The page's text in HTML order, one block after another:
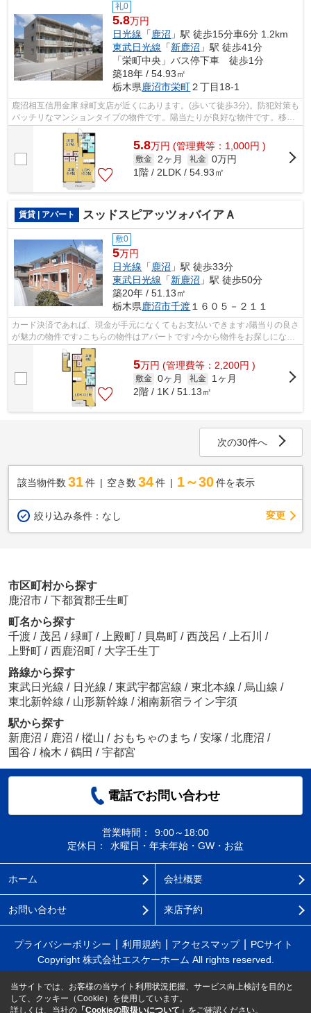
礼0
5.8万円
日光線 「 鹿沼 」駅 徒歩15分車6分 1.2km
東武日光線 「新鹿沼 」駅 徒歩41分
「栄町中央」バス停下車 徒歩1分
築18年 / 54.93㎡
栃木県鹿沼市栄町２丁目18-1
鹿沼相互信用金庫 緑町支店が近くにあります。(歩いて徒歩3分)。防犯対策も
バッチリなマンションタイプの物件です。陽当たりが良好な物件です。移動
距離が短くてすむ、敷地内ごみ置き...
5.8万円 (管理費等：1,000円 )
敷金 2ヶ月 礼金 0万円
1階 / 2LDK / 54.93㎡
賃貸 | アパート スッドスピアッツォバイアＡ
敷0
5万円
日光線 「 鹿沼 」駅 徒歩33分
東武日光線 「新鹿沼 」駅 徒歩50分
築20年 / 51.13㎡
栃木県鹿沼市千渡 １６０５－２１１
カード決済であれば、現金が手元になくてもお支払いできます♪陽当りの良さ
が魅力の物件です♪こちらの物件はアパートです♪今から物件をお探しになる
方は、エスケーホームにお任せくださ...
5万円 (管理費等：2,200円 )
敷金 0ヶ月 礼金
1ヶ月
2階 / 1K / 51.13㎡
次の30件へ
該当物件数 31件 空き数 34 件 1～30 件を表示
絞り込み条件： なし 変更
市区町村から探す
鹿沼市 / 下都賀郡壬生町
町名から探す
千渡 / 茂呂 / 緑町 / 上殿町 / 貝島町 / 西茂呂 / 上石川 /
上野町 / 西鹿沼町 / 大字壬生丁
路線から探す
東武日光線 / 日光線 / 東武宇都宮線 / 東北本線 / 烏山線 /
東北新幹線 / 山形新幹線 / 湘南新宿ライン宇須
駅から探す
新鹿沼 / 鹿沼 / 樅山 / おもちゃのまち / 安塚 / 北鹿沼 /
国谷 / 楡木 / 鶴田 / 宇都宮
電話でお問い合わせ
営業時間：
9:00～18:00
定休日：
水曜日・年末年始・GW・お盆
ホーム 会社概要
お問い合わせ 来店予約
プライバシーポリシー 利用規約 アクセスマップ
PCサイト
Copyright 株式会社エスケーホーム All rights reserved.
当サイトでは、お客様の当サイト利用状況把握、サービス向上検討を目的と
して、クッキー（Cookie）を使用しています。
詳しくは、当社の 「Cookieの取扱いについて」 をご確認ください。